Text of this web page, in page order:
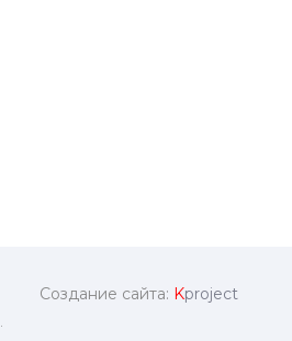
Создание сайта: Kproject